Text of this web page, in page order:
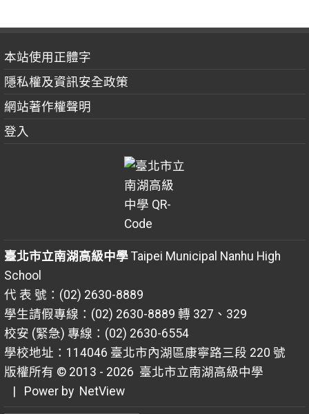
本站使用正體字
隱私權及資訊安全政策
網站著作權聲明
登入
臺北市立南湖高級中學Taipei Municipal Nanhu High
School
代 表 號：(02) 2630-8889
學生請假專線：(02) 2630-8889 轉 327、329
校安 (緊急) 專線：(02) 2630-6554
學校地址：114046 臺北市內湖區康寧路三段 220 號
版權所有 © 2013 - 2026 臺北市立南湖高級中學
| Power by NetView